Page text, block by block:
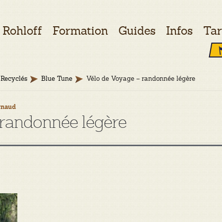
Rohloff Formation Guides Infos
Recyclés Blue Tune Vélo de Voyage – randonnée légère
légère